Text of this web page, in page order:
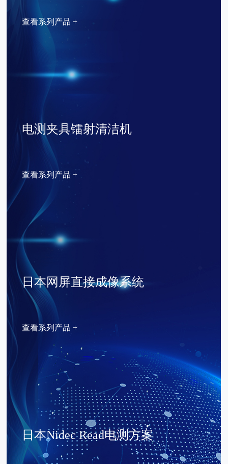
查看系列产品 +
电测夹具镭射清洁机
查看系列产品 +
日本网屏直接成像系统
查看系列产品 +
日本Nidec Read电测方案